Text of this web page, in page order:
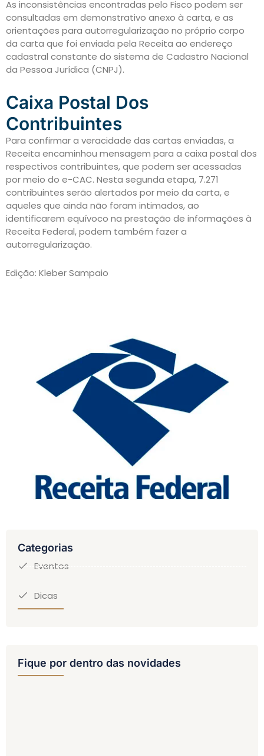
As inconsistências encontradas pelo Fisco podem ser
consultadas em demonstrativo anexo à carta, e as
orientações para autorregularização no próprio corpo
da carta que foi enviada pela Receita ao endereço
cadastral constante do sistema de Cadastro Nacional
da Pessoa Jurídica (CNPJ).
Caixa Postal Dos
Contribuintes
Para confirmar a veracidade das cartas enviadas, a
Receita encaminhou mensagem para a caixa postal dos
respectivos contribuintes, que podem ser acessadas
por meio do e-CAC. Nesta segunda etapa, 7.271
contribuintes serão alertados por meio da carta, e
aqueles que ainda não foram intimados, ao
identificarem equívoco na prestação de informações à
Receita Federal, podem também fazer a
autorregularização.
Edição: Kleber Sampaio
Categorias
Eventos
Dicas
Fique por dentro das novidades